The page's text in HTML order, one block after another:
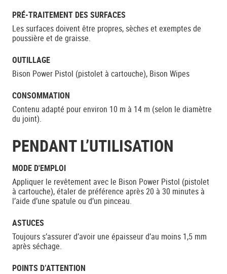
PRÉ-TRAITEMENT DES SURFACES
Les surfaces doivent être propres, sèches et exemptes de
poussière et de graisse.
OUTILLAGE
Bison Power Pistol (pistolet à cartouche), Bison Wipes
CONSOMMATION
Contenu adapté pour environ 10 m à 14 m (selon le diamètre
du joint).
PENDANT L’UTILISATION
MODE D'EMPLOI
Appliquer le revêtement avec le Bison Power Pistol (pistolet
à cartouche), étaler de préférence après 20 à 30 minutes à
l’aide d’une spatule ou d’un pinceau.
ASTUCES
Toujours s’assurer d’avoir une épaisseur d’au moins 1,5 mm
après séchage.
POINTS D’ATTENTION